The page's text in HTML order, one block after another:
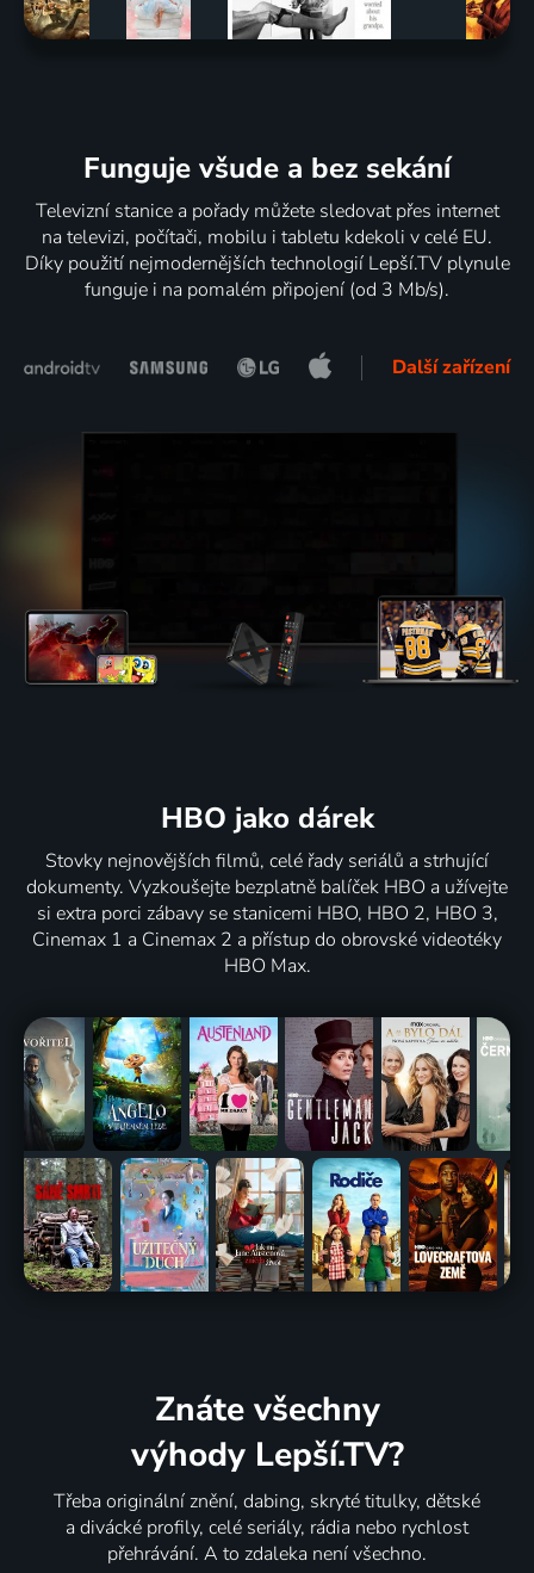
Funguje všude a bez sekání
Televizní stanice a pořady můžete sledovat přes internet
na televizi, počítači, mobilu i tabletu kdekoli v celé EU.
Díky použití nejmodernějších technologií Lepší.TV plynule
funguje i na pomalém připojení (od 3 Mb/s).
Další zařízení
HBO jako dárek
Stovky nejnovějších filmů, celé řady seriálů a strhující
dokumenty. Vyzkoušejte bezplatně balíček HBO a užívejte
si extra porci zábavy se stanicemi HBO, HBO 2, HBO 3,
Cinemax 1 a Cinemax 2 a přístup do obrovské videotéky
HBO Max.
Znáte všechny
výhody Lepší.TV?
Třeba originální znění, dabing, skryté titulky, dětské
a divácké profily, celé seriály, rádia nebo rychlost
přehrávání. A to zdaleka není všechno.